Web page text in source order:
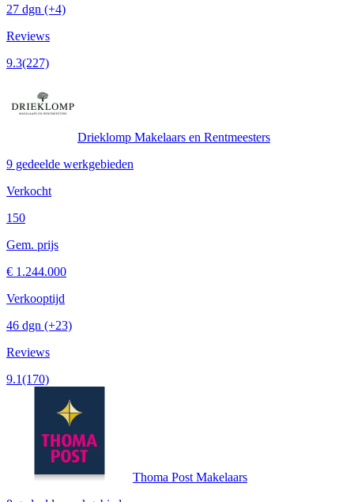
27 dgn (+4)
Reviews
9.3(227)
Drieklomp Makelaars en Rentmeesters
9 gedeelde werkgebieden
Verkocht
150
Gem. prijs
€ 1.244.000
Verkooptijd
46 dgn (+23)
Reviews
9.1(170)
Thoma Post Makelaars